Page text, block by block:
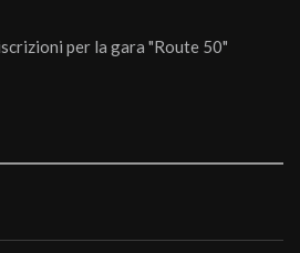
per la gara "Route 50"